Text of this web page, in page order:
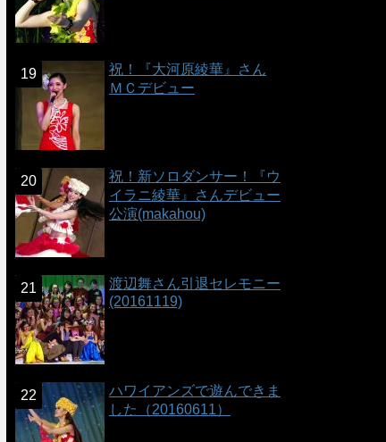
祝！『大河原綾華』さん
ＭＣデビュー
祝！新ソロダンサー！『ウ
イラニ綾華』さんデビュー
公演(makahou)
渡辺舞さん引退セレモニー
(20161119)
ハワイアンズで遊んできま
した（20160611）